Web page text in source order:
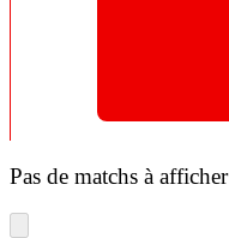
Pas de matchs à afficher